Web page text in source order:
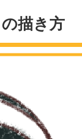
描き方